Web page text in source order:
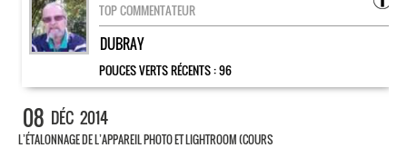
TOP COMMENTATEUR
DUBRAY
POUCES VERTS RÉCENTS :96
08 DÉC 2014
L’ÉTALONNAGE DE L’APPAREIL PHOTO ET LIGHTROOM (COURS